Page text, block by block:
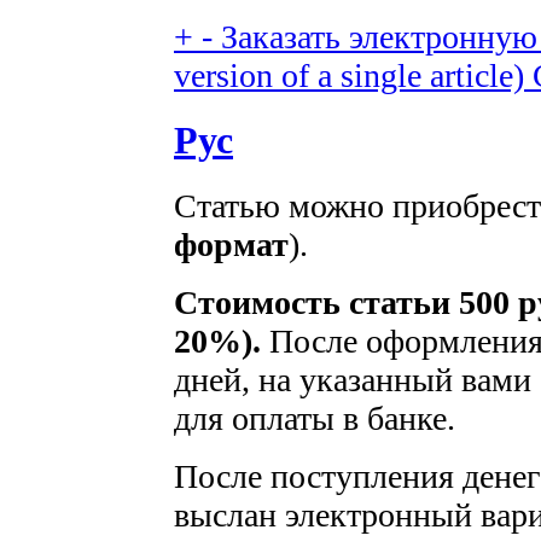
+ - Заказать
version of a single article)
Рус
Статью можно
формат).
Стоимость статьи 500
20%). После оформления
дней, на указанный
для оплаты в банке.
После поступления
выслан электронный